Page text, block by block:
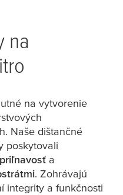
na
na vytvorenie
Naše dištančné
poskytovali
a
. Zohrávajú
integrity a funkčnosti